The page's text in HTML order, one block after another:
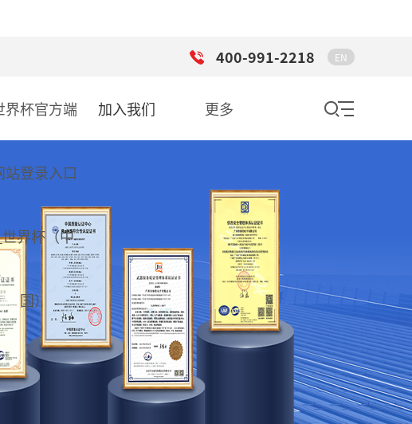
400-991-2218 EN
界杯官方端
站登录入口
界杯（中
国）
加入我们 更多